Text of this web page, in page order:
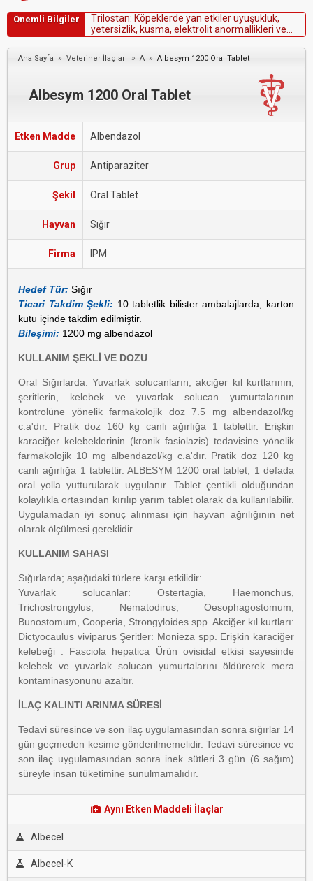
Önemli Bilgiler Tri ostan: Köpekerde yan etki eruyuşukuk,
yetersiz ik, kusma, e ektro itanorma ikeri ve
ishaliiçerir;iatrojenikhipoadrenokortisizmve
ölümbildirilmiştir.
Ana Sayfa » Veteriner İlaçları » A » Albesym 1200 Oral Tablet
Albesym 1200 Oral Tablet
Etken Madde Albendazol
Grup Antiparaziter
Şekil Oral Tablet
Hayvan Sığır
Firma IPM
Hedef Tür: Sığır
Ticari Takdim Şekli: 10 tabletlik bilister ambalajlarda, karton
kutu içinde takdim edilmiştir.
Bileşimi: 1200 mg albendazol
KULLANIM ŞEKLİ VE DOZU
Oral Sığırlarda: Yuvarlak solucanların, akciğer kıl kurtlarının,
şeritlerin, kelebek ve yuvarlak solucan yumurtalarının
kontrolüne yönelik farmakolojik doz 7.5 mg albendazol/kg
c.a'dır. Pratik doz 160 kg canlı ağırlığa 1 tablettir. Erişkin
karaciğer kelebeklerinin (kronik fasiolazis) tedavisine yönelik
farmakolojik 10 mg albendazol/kg c.a'dır. Pratik doz 120 kg
canlı ağırlığa 1 tablettir. ALBESYM 1200 oral tablet; 1 defada
oral yolla yutturularak uygulanır. Tablet çentikli olduğundan
kolaylıkla ortasından kırılıp yarım tablet olarak da kullanılabilir.
Uygulamadan iyi sonuç alınması için hayvan ağrılığının net
olarak ölçülmesi gereklidir.
KULLANIM SAHASI
Sığırlarda; aşağıdaki türlere karşı etkilidir:
Yuvarlak solucanlar: Ostertagia, Haemonchus,
Trichostrongylus, Nematodirus, Oesophagostomum,
Bunostomum, Cooperia, Strongyloides spp. Akciğer kıl kurtları:
Dictyocaulus viviparus Şeritler: Monieza spp. Erişkin karaciğer
kelebeği : Fasciola hepatica Ürün ovisidal etkisi sayesinde
kelebek ve yuvarlak solucan yumurtalarını öldürerek mera
kontaminasyonunu azaltır.
İLAÇ KALINTI ARINMA SÜRESİ
Tedavi süresince ve son ilaç uygulamasından sonra sığırlar 14
gün geçmeden kesime gönderilmemelidir. Tedavi süresince ve
son ilaç uygulamasından sonra inek sütleri 3 gün (6 sağım)
süreyle insan tüketimine sunulmamalıdır.
Aynı Etken Maddeli İlaçlar
Albecel
Albecel-K